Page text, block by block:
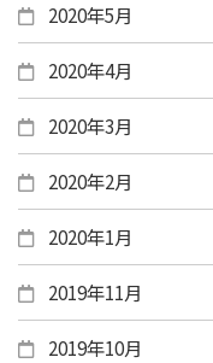
2020年5月
2020年4月
2020年3月
2020年2月
2020年1月
2019年11月
2019年10月